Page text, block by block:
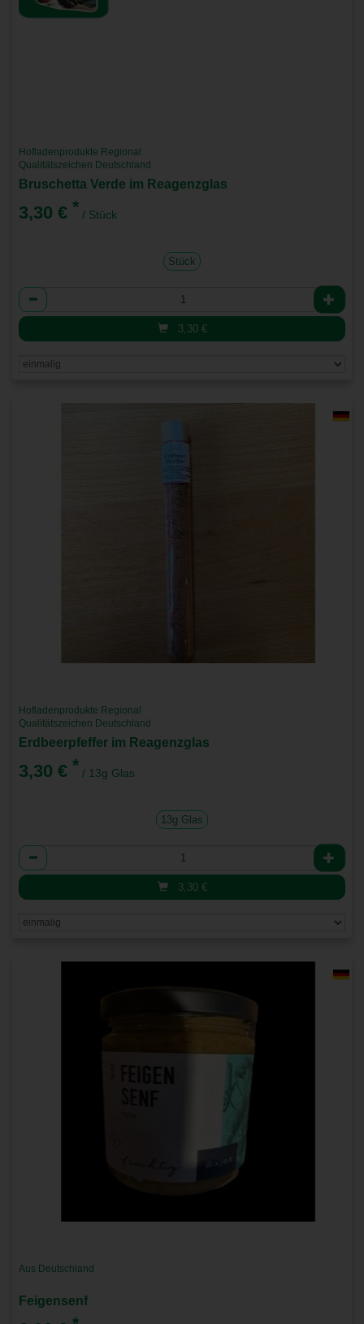
Hofladenprodukte Regional
Qualitätszeichen Deutschland
Bruschetta Verde im Reagenzglas
3,30 € * / Stück
Stück
Anzahl
3,30 €
Hofladenprodukte Regional
Qualitätszeichen Deutschland
Erdbeerpfeffer im Reagenzglas
3,30 € * / 13g Glas
13g Glas
Anzahl
3,30 €
Aus Deutschland
Feigensenf